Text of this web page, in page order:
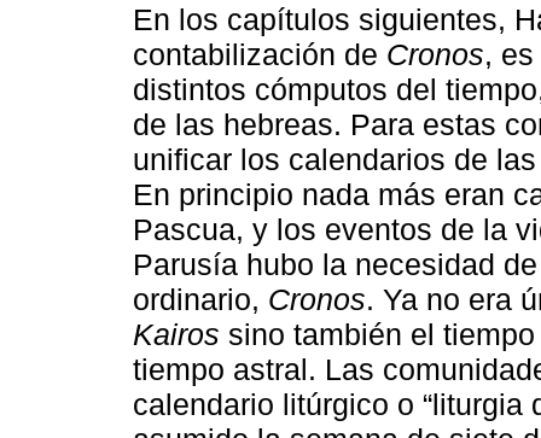
En los capítulos siguientes,
contabilización de Cronos,
distintos cómputos del
de las hebreas. Para estas
unificar los calendarios de
En principio nada más eran
Pascua, y los eventos de la
Parusía hubo la necesidad
ordinario, Cronos. Ya no era
Kairos sino también el
tiempo astral. Las
calendario litúrgico o “liturgia